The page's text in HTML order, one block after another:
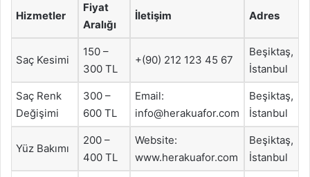
Hizmetler
Fiyat
Aralığı
İletişim Adres
Saç Kesimi
150 –
300 TL
+(90) 212 123 45 67
Beşiktaş,
İstanbul
Saç Renk
Değişimi
300 –
600 TL
Email:
info@herakuafor.com
Beşiktaş,
İstanbul
Yüz Bakımı
200 –
400 TL
Website:
www.herakuafor.com
Beşiktaş,
İstanbul